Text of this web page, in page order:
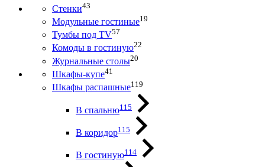
Стенки43
Модульные гостиные19
Тумбы под ТV57
Комоды в гостиную22
Журнальные столы20
Шкафы-купе41
Шкафы распашные119
В спальню115
В коридор115
В гостиную114